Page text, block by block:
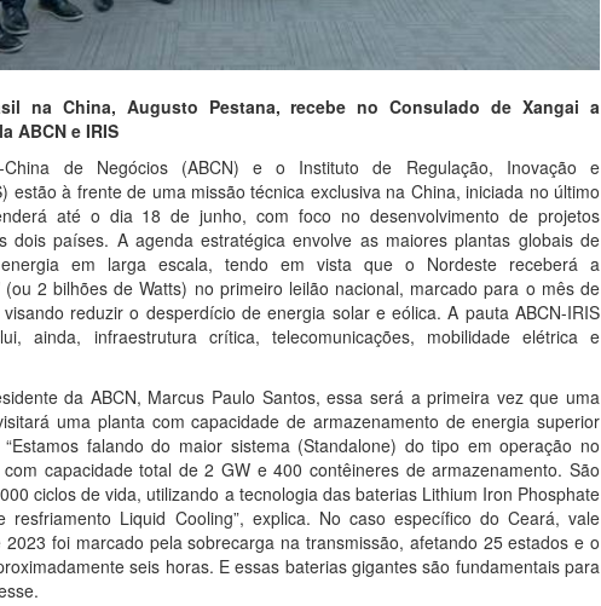
na China, Augusto Pestana, recebe no Consulado de Xangai a
ABCN e IRIS
China de Negócios (ABCN) e o Instituto de Regulação, Inovação e
estão à frente de uma missão técnica exclusiva na China, iniciada no último
até o dia 18 de junho, com foco no desenvolvimento de projetos
dois países. A agenda estratégica envolve as maiores plantas globais de
em larga escala, tendo em vista que o Nordeste receberá a
2 bilhões de Watts) no primeiro leilão nacional, marcado para o mês de
reduzir o desperdício de energia solar e eólica. A pauta ABCN-IRIS
ainda, infraestrutura crítica, telecomunicações, mobilidade elétrica e
da ABCN, Marcus Paulo Santos, essa será a primeira vez que uma
uma planta com capacidade de armazenamento de energia superior
falando do maior sistema (Standalone) do tipo em operação no
capacidade total de 2 GW e 400 contêineres de armazenamento. São
ciclos de vida, utilizando a tecnologia das baterias Lithium Iron Phosphate
Liquid Cooling”, explica. No caso específico do Ceará, vale
foi marcado pela sobrecarga na transmissão, afetando 25 estados e o
seis horas. E essas baterias gigantes são fundamentais para